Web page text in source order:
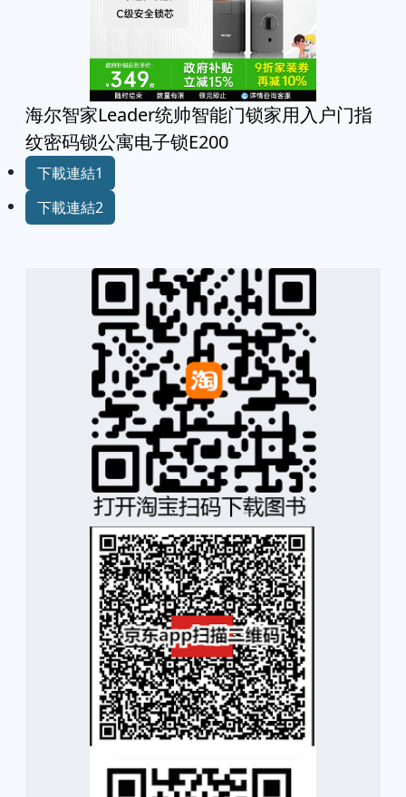
海尔智家Leader统帅智能门锁家用入户门指
纹密码锁公寓电子锁E200
下載連結1
下載連結2